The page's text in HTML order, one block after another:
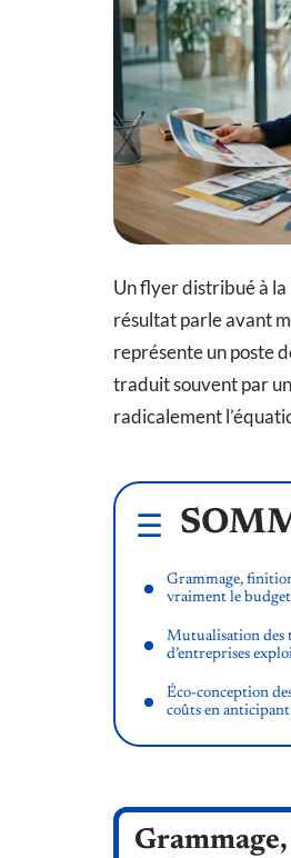
Un flyer distribué à la
résultat parle avant
représente un poste
traduit souvent par
radicalement
Grammage,
vraiment le
Mutualisation des
d’entreprises
Éco-conception
coûts en